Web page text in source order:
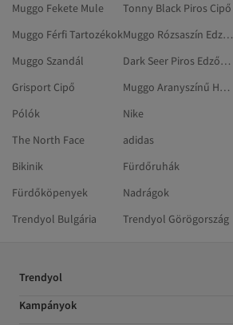
Muggo Fekete Mule
Tonny Black Piros Cipő
Muggo Férfi Tartozékok
Muggo Rózsaszín Edzőcipők
Muggo Szandál
Dark Seer Piros Edzőcipők
Grisport Cipő
Muggo Aranyszínű Hótaposó
Pólók
Nike
The North Face
adidas
Bikinik
Fürdőruhák
Fürdőköpenyek
Nadrágok
Trendyol Bulgária
Trendyol Görögország
Trendyol
Kampányok